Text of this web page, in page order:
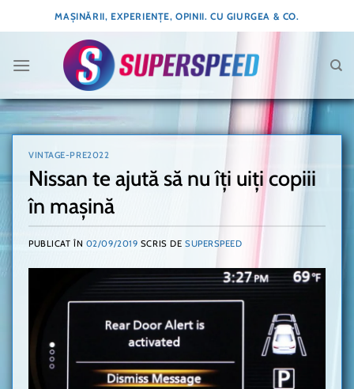
to
MAȘINĂRII, EXPERIENȚE, OPINII. CU GIURGEA & CO.
VINTAGE-PRE2022
Nissan te ajută să nu îți uiți copiii
în mașină
PUBLICAT ÎN 02/09/2019 SCRIS DE SUPERSPEED